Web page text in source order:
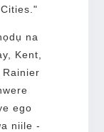
na
Kent,
ego
niile -